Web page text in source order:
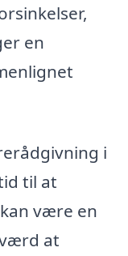
en
i
til at
være en
at